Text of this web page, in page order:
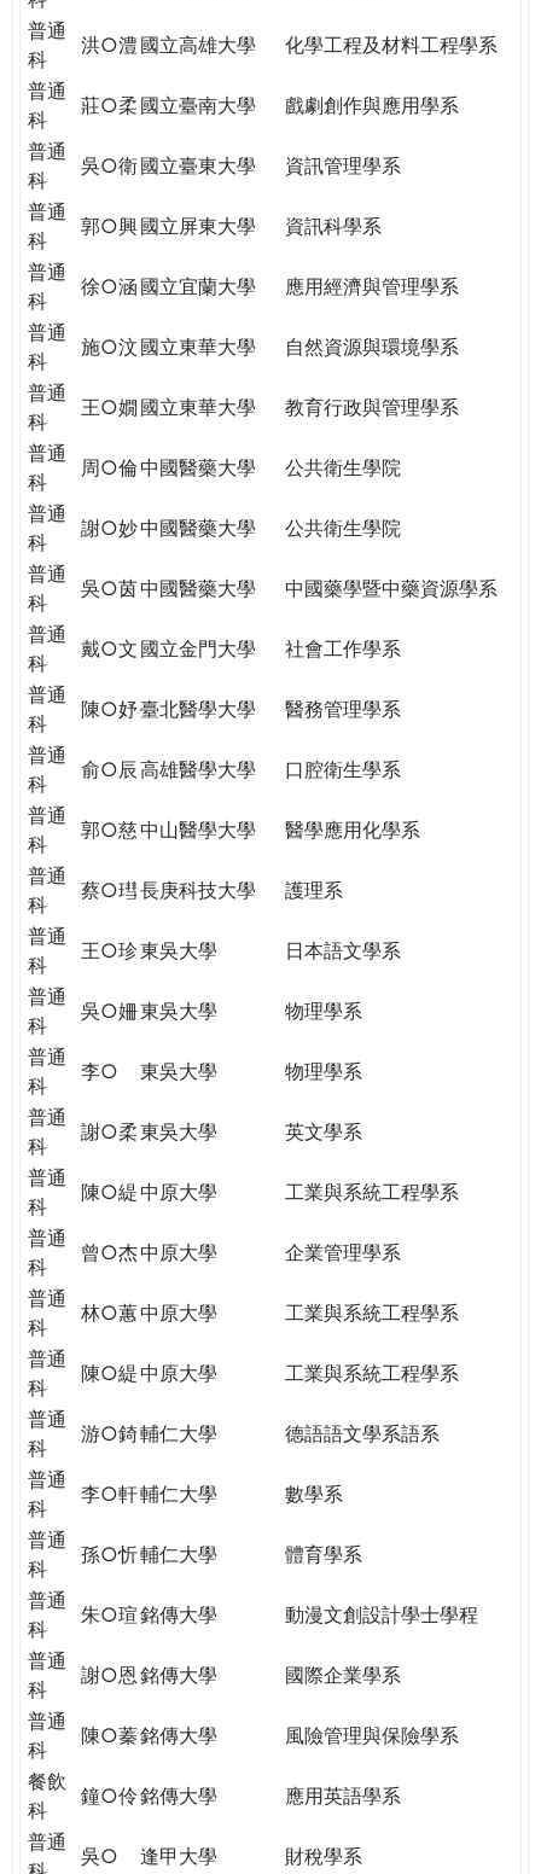
普通
科
洪○澧 國立高雄大學
化學工程及材料工程學系
普通
科
莊○柔 國立臺南大學
戲劇創作與應用學系
普通
科
吳○衛國立臺東大學
資訊管理學系
普通
科
郭○興國立屏東大學
資訊科學系
普通
科
徐○涵 國立宜蘭大學
應用經濟與管理學系
普通
科
施○汶 國立東華大學
自然資源與環境學系
普通
科
王○嫺國立東華大學
教育行政與管理學系
普通
科
周○倫中國醫藥大學
公共衛生學院
普通
科
謝○妙中國醫藥大學
公共衛生學院
普通
科
吳○茵中國醫藥大學
中國藥學暨中藥資源學系
普通
科
戴○文 國立金門大學
社會工作學系
普通
科
陳○妤臺北醫學大學
醫務管理學系
普通
科
俞○辰高雄醫學大學
口腔衛生學系
普通
科
郭○慈中山醫學大學
醫學應用化學系
普通
科
蔡○㻰長庚科技大學
護理系
普通
科
王○珍東吳大學
日本語文學系
普通
科
吳○姍東吳大學
物理學系
普通
科
李○ 東吳大學
物理學系
普通
科
謝○柔東吳大學
英文學系
普通
科
陳○緹中原大學
工業與系統工程學系
普通
科
曾○杰中原大學
企業管理學系
普通
科
林○蕙中原大學
工業與系統工程學系
普通
科
陳○緹中原大學
工業與系統工程學系
普通
科
游○錡輔仁大學
德語語文學系語系
普通
科
李○軒輔仁大學
數學系
普通
科
孫○忻輔仁大學
體育學系
普通
科
朱○瑄銘傳大學
動漫文創設計學士學程
普通
科
謝○恩 銘傳大學
國際企業學系
普通
科
陳○蓁銘傳大學
風險管理與保險學系
餐飲
科
鐘○伶銘傳大學
應用英語學系
普通
吳○ 逢甲大學 財稅學系